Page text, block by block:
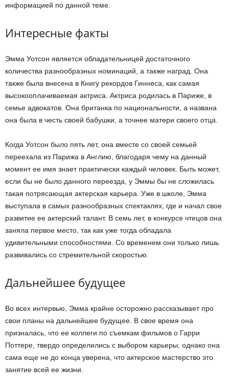
информацией по данной теме.
Интересные факты
Эмма Уотсон является обладательницей достаточного
количества разнообразных номинаций, а также наград. Она
также была внесена в Книгу рекордов Гиннеса, как самая
высокооплачиваемая актриса. Актриса родилась в Париже, в
семье адвокатов. Она британка по национальности, а названа
она была в честь своей бабушки, а точнее матери своего отца.
Когда Уотсон было пять лет, она вместе со своей семьей
переехала из Парижа в Англию, благодаря чему на данный
момент ее имя знает практически каждый человек. Быть может,
если бы не было данного переезда, у Эммы бы не сложилась
такая потрясающая актерская карьера. Уже в школе, Эмма
выступала в самых разнообразных спектаклях, где и начал свое
развитие ее актерский талант. В семь лет, в конкурсе чтецов она
заняла первое место, так как уже тогда обладала
удивительными способностями. Со временем они только лишь
развивались со стремительной скоростью.
Дальнейшее будущее
Во всех интервью, Эмма крайне осторожно рассказывает про
свои планы на дальнейшее будущее. В свое время она
призналась, что ее коллеги по съемкам фильмов о Гарри
Поттере, твердо определились с выбором карьеры, однако она
сама еще не до конца уверена, что актерское мастерство это
занятие всей ее жизни.